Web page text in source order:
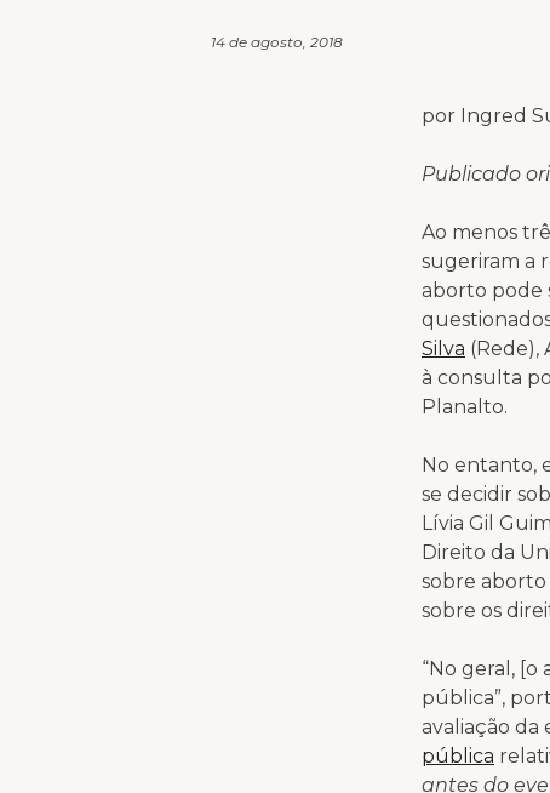
14 de agosto, 2018
por Ingred
Publicado
Ao menos
sugeriram a
aborto pode
Silva (Rede),
à consulta
Planalto.
No entanto,
se decidir
Lívia Gil
Direito da
sobre aborto
sobre os
“No geral,
pública”,
avaliação da
pública
antes do